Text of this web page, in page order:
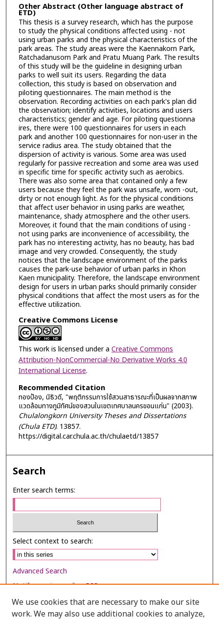
Other Abstract (Other language abstract of
ETD)
This thesis is a survey research, which has the purpose
to study the physical conditions affected using - not
using urban parks and the physical characteristics of the
park areas. The study areas were the Kaennakorn Park,
Ratchadanusorn Park and Pratu Muang Park. The results
of this study will be the guideline in designing urban
parks to well suit its users. Regarding the data
collection, this study is based on observation and
piloting questionnaires. The main method is the
observation. Recording activities on each park's plan did
the observation; identify activities, locations and users
characteristics; gender and age. For piloting questionna
ires, there were 100 questionnaires for users in each
park and another 100 questionnaires for non-user in the
service radius area. The study obtained that the
dispersion of activity is various. Some area was used
regularly for passive recreation and some area was used
in specific time for specific activity such as aerobics.
There was also some area that contained only a few
users because they feel the park was unsafe, worn -out,
dirty or not enough light. As for the physical conditions
that affect user behavior in using parks are weather,
maintenance, shady atmosphere and the other users.
Moreover, it found that the main conditions of using -
not using parks are inconvenience of accessibility, the
park has no interesting activity, has no beauty, has bad
image and very crowded. Consequently, the study
notices that the landscape environment of the parks
causes the park-use behavior of urban parks in Khon
Kaen municipality. Therefore, the landscape environment
design for users in urban parks should primarily consider
physical conditions that affect the most users as for the
effective utilization.
Creative Commons License
This work is licensed under a Creative Commons
Attribution-NonCommercial-No Derivative Works 4.0
International License.
Recommended Citation
ทองป้อง, นิธิวดี, "พฤติกรรมการใช้สวนสาธารณะที่เป็นผลจากสภาพ
แวดล้อมทางภูมิทัศน์ของสวนในเขตเทศบาลนครขอนแก่น" (2003).
Chulalongkorn University Theses and Dissertations
(Chula ETD). 13857.
https://digital.car.chula.ac.th/chulaetd/13857
Search
Enter search terms:
Select context to search:
Advanced Search
Notify me via email orRSS
Browse
We use cookies that are necessary to make our site
work. We may also use additional cookies to analyze,